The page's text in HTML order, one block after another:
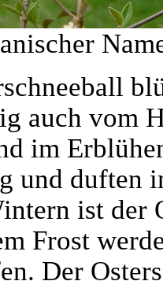
auch vom
im
und duften
ist der
Frost
Der